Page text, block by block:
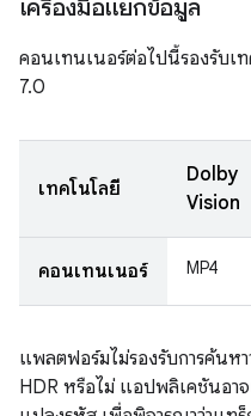
เครื่องมือแยกข้อมูล
คอนเทนเนอร์ต่อไปนี้รองรับเ
7.0
เทคโนโลยี
Dolby
Vision
คอนเทนเนอร์ MP4
แพลตฟอร์มไม่รองรับการค้นห
HDR หรือไม่ แอปพลิเคชันอา